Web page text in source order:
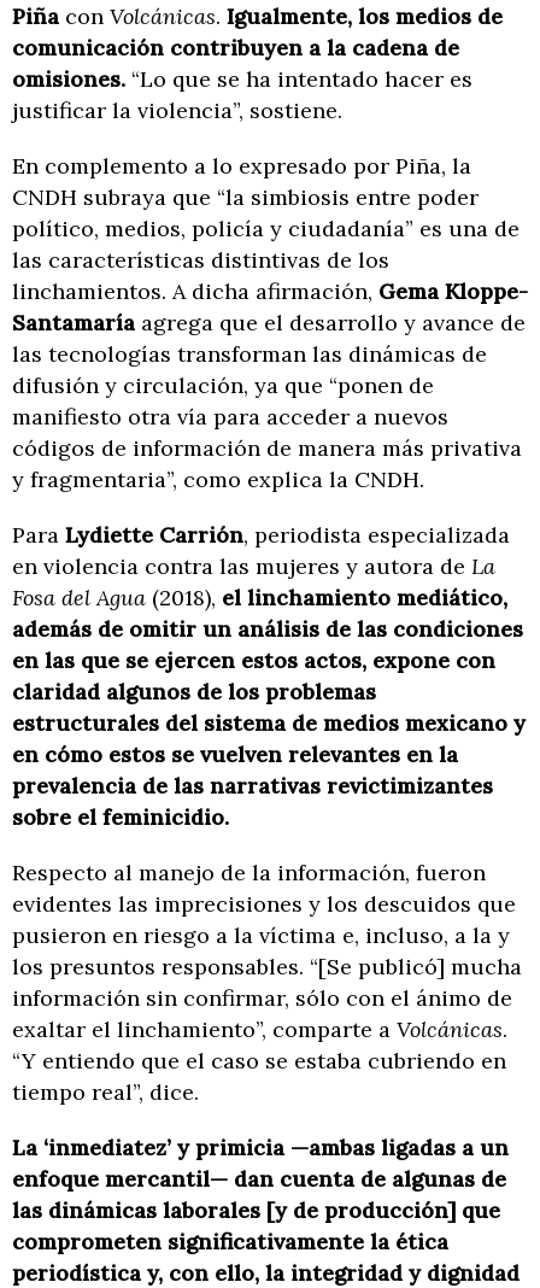
Piña con Volcánicas. Igualmente, los medios de
comunicación contribuyen a la cadena de
omisiones. “Lo que se ha intentado hacer es
justificar la violencia”, sostiene.
En complemento a lo expresado por Piña, la
CNDH subraya que “la simbiosis entre poder
político, medios, policía y ciudadanía” es una de
las características distintivas de los
linchamientos. A dicha afirmación, Gema Kloppe-
Santamaría agrega que el desarrollo y avance de
las tecnologías transforman las dinámicas de
difusión y circulación, ya que “ponen de
manifiesto otra vía para acceder a nuevos
códigos de información de manera más privativa
y fragmentaria”, como explica la CNDH.
Para Lydiette Carrión, periodista especializada
en violencia contra las mujeres y autora de La
Fosa del Agua (2018), el linchamiento mediático,
además de omitir un análisis de las condiciones
en las que se ejercen estos actos, expone con
claridad algunos de los problemas
estructurales del sistema de medios mexicano y
en cómo estos se vuelven relevantes en la
prevalencia de las narrativas revictimizantes
sobre el feminicidio.
Respecto al manejo de la información, fueron
evidentes las imprecisiones y los descuidos que
pusieron en riesgo a la víctima e, incluso, a la y
los presuntos responsables. “[Se publicó] mucha
información sin confirmar, sólo con el ánimo de
exaltar el linchamiento”, comparte a Volcánicas.
“Y entiendo que el caso se estaba cubriendo en
tiempo real”, dice.
La ‘inmediatez’ y primicia —ambas ligadas a un
enfoque mercantil— dan cuenta de algunas de
las dinámicas laborales [y de producción] que
comprometen significativamente la ética
periodística y, con ello, la integridad y dignidad